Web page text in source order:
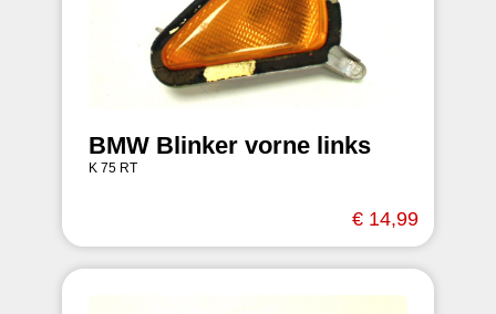
BMW Blinker vorne links
K 75 RT
€ 14,99